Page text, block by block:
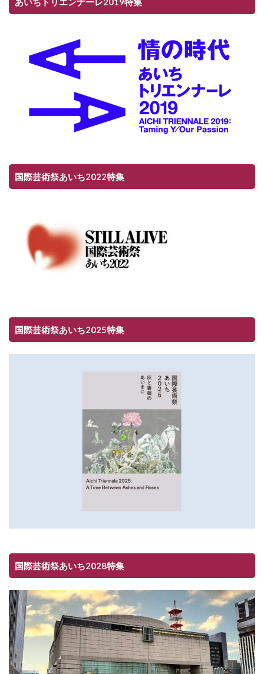
国際芸術祭あいち2022特集
国際芸術祭あいち2025特集
国際芸術祭あいち2028特集